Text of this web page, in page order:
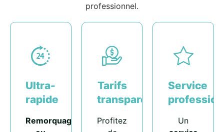
professionnel.
Ultra-
rapide
Remorquage
Tarifs
transparents
Profitez
Service
Un